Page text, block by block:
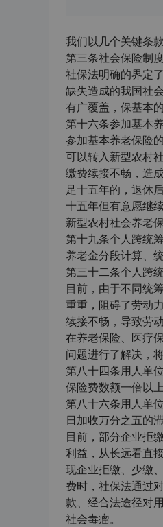
我们以几个关键条
第三条社会保险制
社保法明确的界定
缺失造成的我国社
有广覆盖，保基本
第十六条参加基本
参加基本养老保险
可以转入新型农村
缴费续接不畅，造
足十五年的，退休
十五年但有意愿继
新型农村社会养老
第十九条个人跨统
养老金分段计算、
第三十二条个人跨
目前，由于不同统
重重，阻碍了劳动
续接不畅，导致劳
在养老保险、医疗
问题进行了解决，
第八十四条用人单
保险费数额一倍以
第八十六条用人单
日加收万分之五的
目前，部分企业拒
利益，从长远看直
现企业拒缴、少缴
费时，社保法通过
款、经合法途径对
社会毒瘤。